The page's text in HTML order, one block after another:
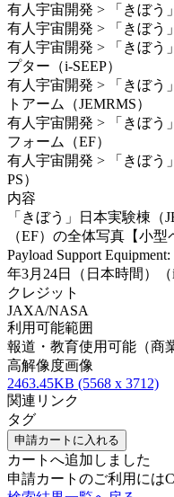
有人宇宙開発 > 「きぼう
有人宇宙開発 > 「きぼう
有人宇宙開発 > 「きぼう
プター（i-SEEP）
有人宇宙開発 > 「きぼう
トアーム（JEMRMS）
有人宇宙開発 > 「きぼう
フォーム（EF）
有人宇宙開発 > 「きぼう
PS）
内容
「きぼう」日本実験棟（
（EF）の全体写真【小
Payload Support
年3月24日（日本時間）（
クレジット
JAXA/NASA
利用可能範囲
報道・教育使用可能（商
高解像度画像
2463.45KB (5568 x 3712)
関連リンク
タグ
申請カートに入れる
カートへ追加しました
申請カートのご利用には